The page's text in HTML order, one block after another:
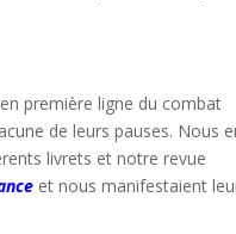
première ligne du combat
de leurs pauses. Nous
livrets et notre revue
et nous manifestaient